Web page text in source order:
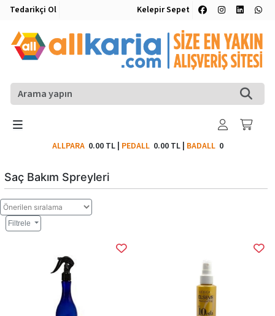
Tedarikçi Ol Kelepir Sepet
ALLPARA 0.00 TL| PEDALL 0.00 TL| BADALL0
Saç Bakım Spreyleri
Filtrele